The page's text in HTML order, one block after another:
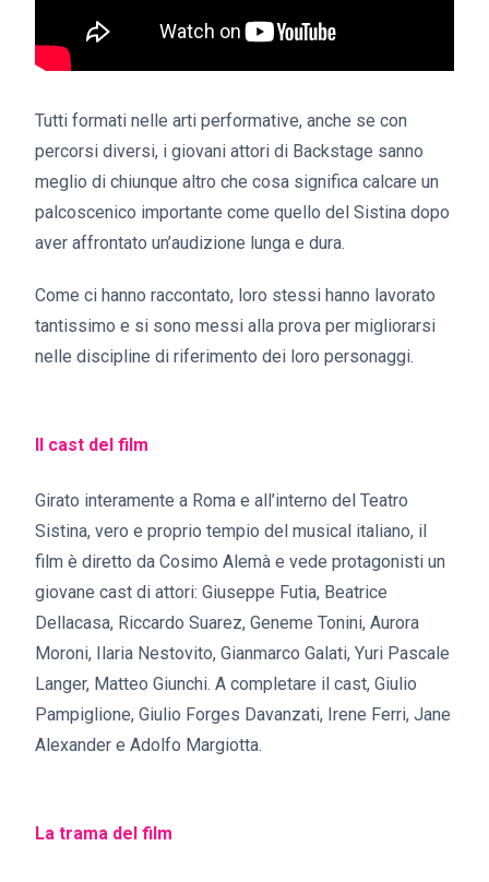
Tutti formati nelle arti performative, anche se con
percorsi diversi, i giovani attori di Backstage sanno
meglio di chiunque altro che cosa significa calcare un
palcoscenico importante come quello del Sistina dopo
aver affrontato un’audizione lunga e dura.
Come ci hanno raccontato, loro stessi hanno lavorato
tantissimo e si sono messi alla prova per migliorarsi
nelle discipline di riferimento dei loro personaggi.
Il cast del film
Girato interamente a Roma e all’interno del Teatro
Sistina, vero e proprio tempio del musical italiano, il
film è diretto da Cosimo Alemà e vede protagonisti un
giovane cast di attori: Giuseppe Futia, Beatrice
Dellacasa, Riccardo Suarez, Geneme Tonini, Aurora
Moroni, Ilaria Nestovito, Gianmarco Galati, Yuri Pascale
Langer, Matteo Giunchi. A completare il cast, Giulio
Pampiglione, Giulio Forges Davanzati, Irene Ferri, Jane
Alexander e Adolfo Margiotta.
La trama del film